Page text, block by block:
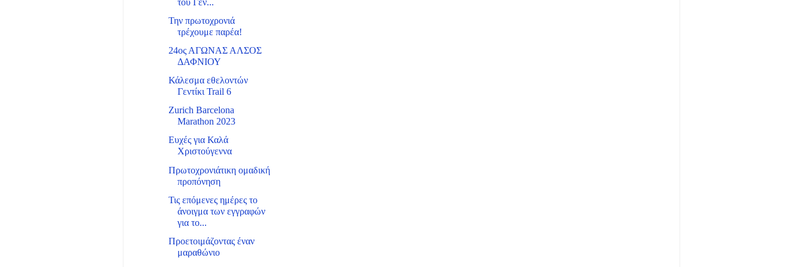
του Γεν...
Την πρωτοχρονιά
τρέχουμε παρέα!
24ος ΑΓΩΝΑΣ ΑΛΣΟΣ
ΔΑΦΝΙΟΥ
Κάλεσμα εθελοντών
Γεντίκι Trail 6
Zurich Barcelona
Marathon 2023
Ευχές για Καλά
Χριστούγεννα
Πρωτοχρονιάτικη ομαδική
προπόνηση
Τις επόμενες ημέρες το
άνοιγμα των εγγραφών
για το...
Προετοιμάζοντας έναν
μαραθώνιο